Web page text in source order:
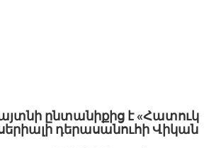
ընտանիքից է «Հատուկ
դերասանուհի Վիկան